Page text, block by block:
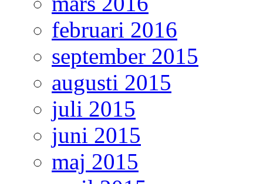
februari 2016
september 2015
augusti 2015
juli 2015
juni 2015
maj 2015